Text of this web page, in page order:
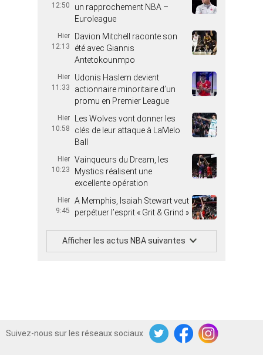
12:50
un rapprochement NBA –
Euroleague
Hier
12:13
Davion Mitchell raconte son
été avec Giannis
Antetokounmpo
Hier
11:33
Udonis Haslem devient
actionnaire minoritaire d’un
promu en Premier League
Hier
10:58
Les Wolves vont donner les
clés de leur attaque à LaMelo
Ball
Hier
10:23
Vainqueurs du Dream, les
Mystics réalisent une
excellente opération
Hier
9:45
A Memphis, Isaiah Stewart veut
perpétuer l’esprit « Grit & Grind »
Afficher les actus NBA suivantes
Suivez-nous sur les réseaux sociaux
TwitterFacebookInstagram